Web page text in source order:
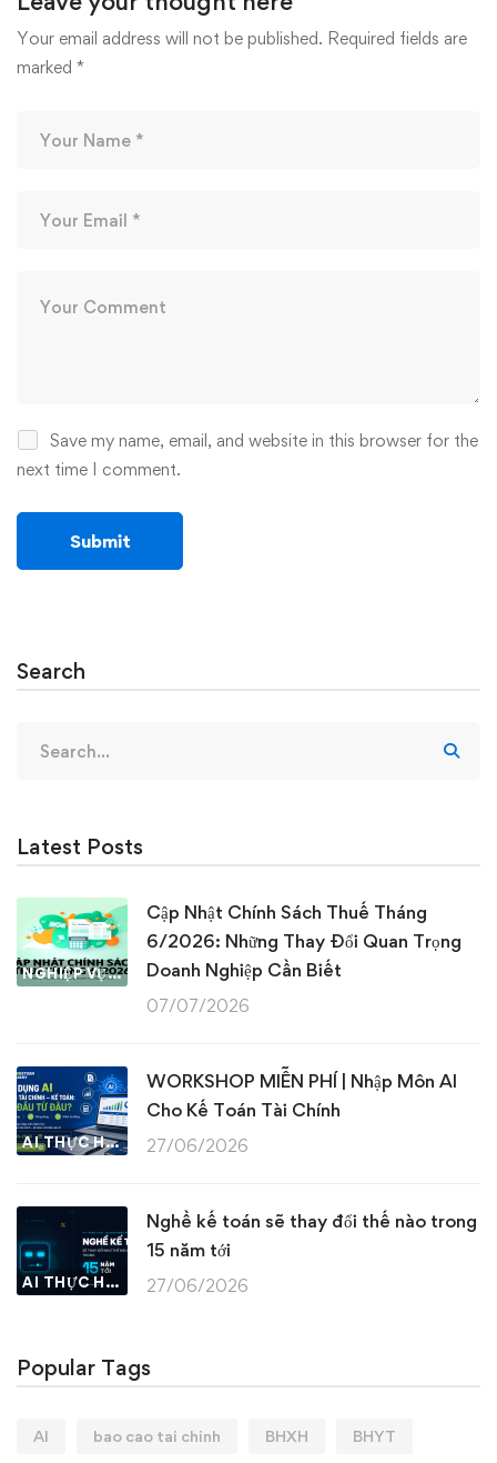
Your email address will not be published. Required fields are
marked *
Save my name, email, and website in this browser for the
next time I comment.
Search
for:
Latest Posts
NGHIỆP VỤ KẾ TOÁN & THUẾ
Cập Nhật Chính Sách Thuế Tháng
6/2026: Những Thay Đổi Quan Trọng
Doanh Nghiệp Cần Biết
07/07/2026
AI THỰC HÀNH
WORKSHOP MIỄN PHÍ | Nhập Môn AI
Cho Kế Toán Tài Chính
27/06/2026
AI THỰC HÀNH
Nghề kế toán sẽ thay đổi thế nào trong
15 năm tới
27/06/2026
Popular Tags
AI bao cao tai chinh BHXH BHYT